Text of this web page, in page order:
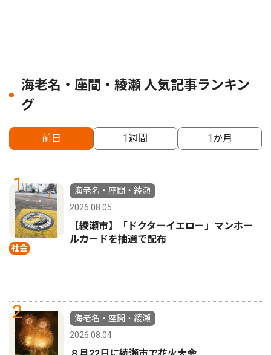
海老名・座間・綾瀬 人気記事ランキン
グ
前日 1週間 1か月
1
社会
海老名・座間・綾瀬
2026.08.05
【綾瀬市】「ドクターイエロー」マンホー
ルカードを抽選で配布
2
海老名・座間・綾瀬
2026.08.04